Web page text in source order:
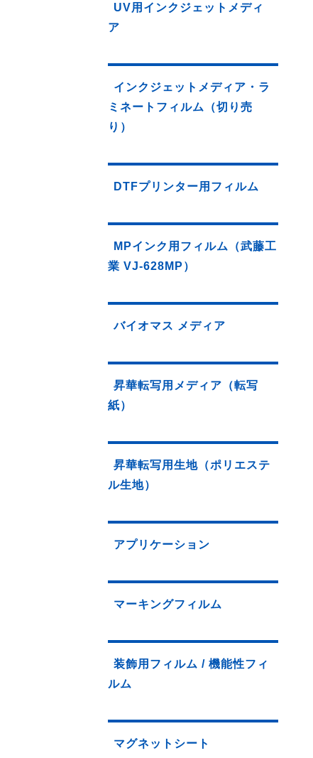
UV用インクジェットメディ
ア
インクジェットメディア・ラ
ミネートフィルム（切り売
り）
DTFプリンター用フィルム
MPインク用フィルム（武藤工
業 VJ-628MP）
バイオマス メディア
昇華転写用メディア（転写
紙）
昇華転写用生地（ポリエステ
ル生地）
アプリケーション
マーキングフィルム
装飾用フィルム / 機能性フィ
ルム
マグネットシート